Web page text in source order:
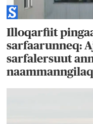
Illoqarfiit
sarfaarunneq:
sarfalersuut
naammanngilaq